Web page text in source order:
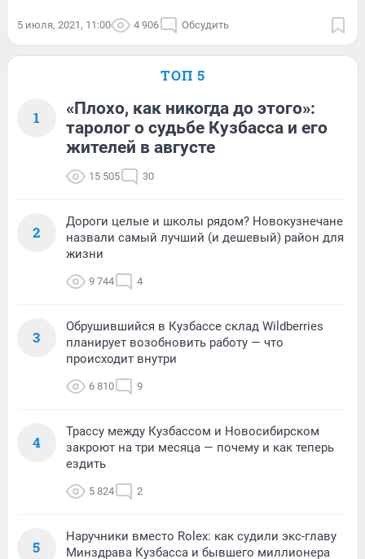
5 июля, 2021, 11:00 4 906 Обсудить
ТОП 5
1
«Плохо, как никогда до этого»:
таролог о судьбе Кузбасса и его
жителей в августе
15 505 30
2
Дороги целые и школы рядом? Новокузнечане
назвали самый лучший (и дешевый) район для
жизни
9 744 4
3
Обрушившийся в Кузбассе склад Wildberries
планирует возобновить работу — что
происходит внутри
6 810 9
4
Трассу между Кузбассом и Новосибирском
закроют на три месяца — почему и как теперь
ездить
5 824 2
5
Наручники вместо Rolex: как судили экс-главу
Минздрава Кузбасса и бывшего миллионера